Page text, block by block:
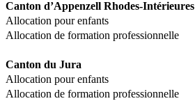
Canton d’Appenzell Rhodes-Intérieures
Allocation pour enfants
Allocation de formation professionnelle
Canton du Jura
Allocation pour enfants
Allocation de formation professionnelle